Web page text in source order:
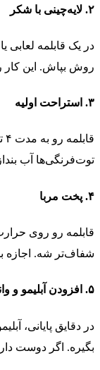
۲. لایه‌چینی با شکر
در یک قابلمه لعابی
روش بپاش. این کار
۳. استراحت اولیه
توت‌فرنگی‌ها آب
۴. پخت مربا
قابلمه رو روی
شفاف‌تر شه. اجازه بده ۳۰ تا ۴۵ دقیقه بجوشه تا مربا
۵. افزودن آبلیمو و
در دقایق پایانی،
بگیره. اگر دوست